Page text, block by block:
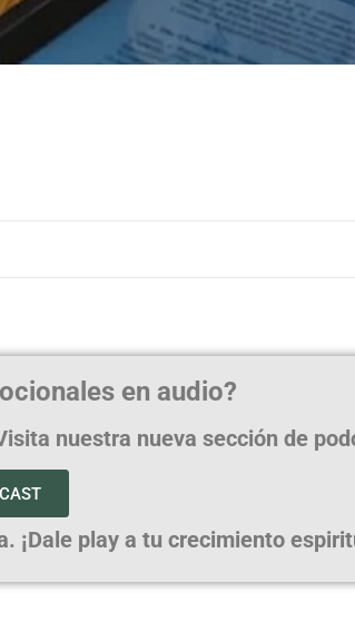
en audio?
nuestra nueva sección de
¡Dale play a tu crecimiento